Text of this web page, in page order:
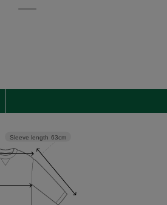
―――――――――――――――――――――――
Sleeve length 63cm